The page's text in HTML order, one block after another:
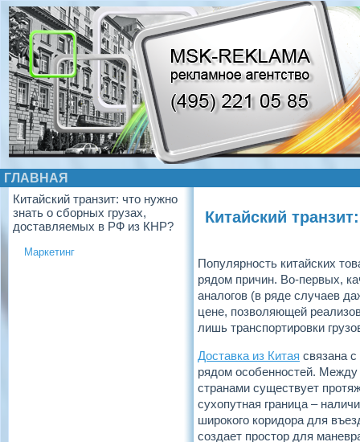
ГЛАВНАЯ
Китайский транзит: что нужно
знать о сборных грузах,
доставляемых в РФ из КНР?
Маркетинг
Китайский
Популярность китайских
рядом причин. Во-первых,
аналогов (в ряде случаев
цене, позволяющей
лишь транспортировки
Доставка из Китая связана
рядом особенностей. Между
странами существует
сухопутная граница –
широкого коридора для
создает простор для